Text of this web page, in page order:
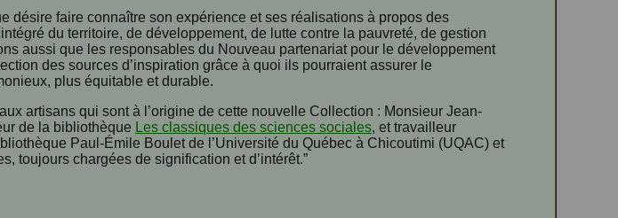
désire faire connaître son expérience et ses réalisations à propos des
du territoire, de développement, de lutte contre la pauvreté, de gestion
aussi que les responsables du Nouveau partenariat pour le développement
des sources d’inspiration grâce à quoi ils pourraient assurer le
plus équitable et durable.
artisans qui sont à l’origine de cette nouvelle Collection : Monsieur Jean-
de la bibliothèque Les classiques des sciences sociales, et travailleur
Paul-Émile Boulet de l’Université du Québec à Chicoutimi (UQAC) et
toujours chargées de signification et d’intérêt.”